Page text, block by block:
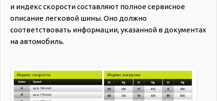
и индекс скорости составляют полное сервисное
описание легковой шины. Оно должно
соответствовать информации, указанной в документах
на автомобиль.